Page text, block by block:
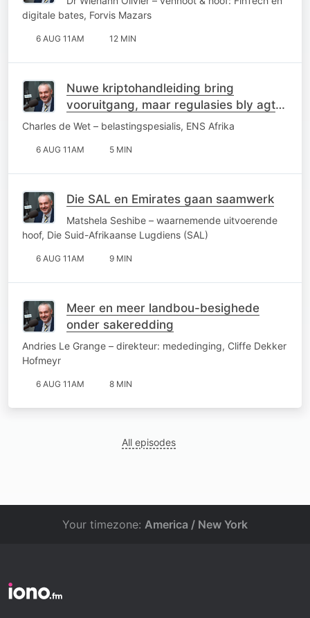
digitale bates, Forvis Mazars
6 AUG 11AM 12 MIN
Nuwe kriptohandleiding bring
vooruitgang, maar regulasies bly agter
die kurwe
Charles de Wet – belastingspesialis, ENS Afrika
6 AUG 11AM 5 MIN
Die SAL en Emirates gaan saamwerk
Matshela Seshibe – waarnemende uitvoerende
hoof, Die Suid-Afrikaanse Lugdiens (SAL)
6 AUG 11AM 9 MIN
Meer en meer landbou-besighede
onder sakeredding
Andries Le Grange – direkteur: mededinging, Cliffe Dekker
Hofmeyr
6 AUG 11AM 8 MIN
All episodes
Your timezone: America / New York